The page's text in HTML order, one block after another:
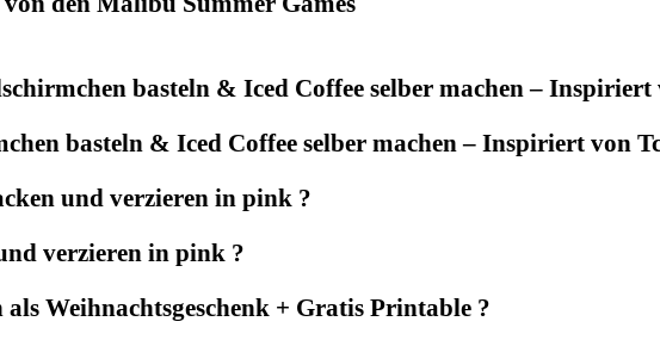
basteln & Iced Coffee selber machen – Inspiriert von
verzieren in pink ?